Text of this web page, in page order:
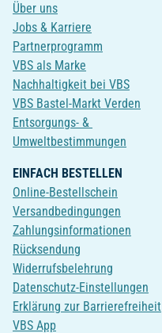
Über uns
Jobs & Karriere
Partnerprogramm
VBS als Marke
Nachhaltigkeit bei VBS
VBS Bastel-Markt Verden
Entsorgungs- &
Umweltbestimmungen
EINFACH BESTELLEN
Online-Bestellschein
Versandbedingungen
Zahlungsinformationen
Rücksendung
Widerrufsbelehrung
Datenschutz-Einstellungen
Erklärung zur Barrierefreiheit
VBS App